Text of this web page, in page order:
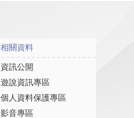
相關資料
資訊公開
遊說資訊專區
個人資料保護專區
影音專區